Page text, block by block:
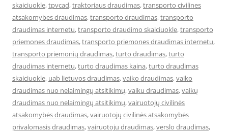
skaiciuokle,tpvcad,traktoriaus draudimas,transporto civilines
atsakomybes draudimas,transporto draudimas,transporto
draudimas internetu,transporto draudimo skaiciuokle,transporto
priemones draudimas,transporto priemones draudimas internetu,
transporto priemonių draudimas,turto draudimas,turto
draudimas internetu,turto draudimas kaina,turto draudimas
skaiciuokle, uab lietuvos draudimas,vaiko draudimas,vaiko
draudimas nuo nelaimingų atsitikimų,vaiku draudimas,vaikų
draudimas nuo nelaimingų atsitikimų,vairuotojų civilinės
atsakomybės draudimas,vairuotojų civilinės atsakomybės
privalomasis draudimas,vairuotoju draudimas,verslo draudimas,